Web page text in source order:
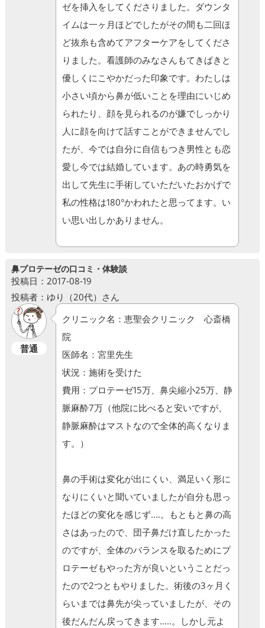
ゼを挿入をしてくださりました。ダウンタ
イムは一ヶ月ほどでしたがその間も二回ほ
ど抜糸も含めてアフターケアをしてくださ
りました。看護師のみなさんもてきぱきと
優しくにこやかだった印象です。わたしは
小さい頃から鼻が低いことを理由にいじめ
られたり、顔を見られるのが嫌でしっかり
人に顔を向けて話すことができませんでし
たが、今では自分に自信もつき男性とも恋
愛し今では結婚しています。あの時勇気を
出して先生に手術していただいたおかげで
私の性格は180°かわれたと思ってます。い
い思い出しかありません。
鼻プロテーゼの口コミ・体験談
投稿日：2017-08-19
投稿者：ゆり（20代）さん
普通
クリニック名：恵聖会クリニック 心斎橋
院
医師名：宮里先生
状況：施術を受けた
費用：プロテーゼ15万、鼻尖縮小25万、静
脈麻酔7万（他院に比べると安いですが、
静脈麻酔はマストなので全体的高くなりま
す。）
鼻の手術は変化が出にくい、満足いく形に
なりにくいと聞いていましたが自分も思っ
たほどの変化を感じず....。もともと鼻の高
さはあったので、団子鼻だけ直したかった
のですが、全体のバランスを取るためにプ
ロテーゼもやった方が良いということだっ
たので2つともやりました。術後の3ヶ月く
らいまでは鼻先が尖っていましたが、その
後だんだん戻ってきます.....。しかし元よ